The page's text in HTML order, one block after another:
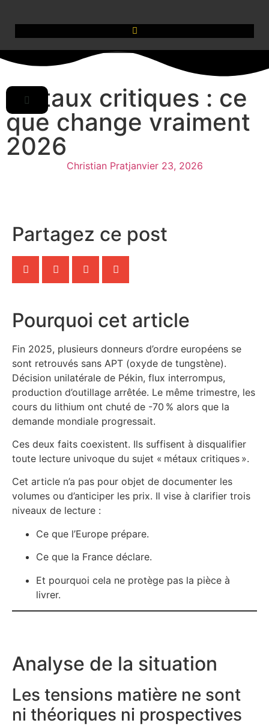
Métaux critiques : ce
que change vraiment
2026
Christian Pratjanvier 23, 2026
Partagez ce post
Pourquoi cet article
Fin 2025, plusieurs donneurs d’ordre européens se
sont retrouvés sans APT (oxyde de tungstène).
Décision unilatérale de Pékin, flux interrompus,
production d’outillage arrêtée. Le même trimestre, les
cours du lithium ont chuté de -70 % alors que la
demande mondiale progressait.
Ces deux faits coexistent. Ils suffisent à disqualifier
toute lecture univoque du sujet « métaux critiques ».
Cet article n’a pas pour objet de documenter les
volumes ou d’anticiper les prix. Il vise à clarifier trois
niveaux de lecture :
Ce que l’Europe prépare.
Ce que la France déclare.
Et pourquoi cela ne protège pas la pièce à
livrer.
Analyse de la situation
Les tensions matière ne sont
ni théoriques ni prospectives